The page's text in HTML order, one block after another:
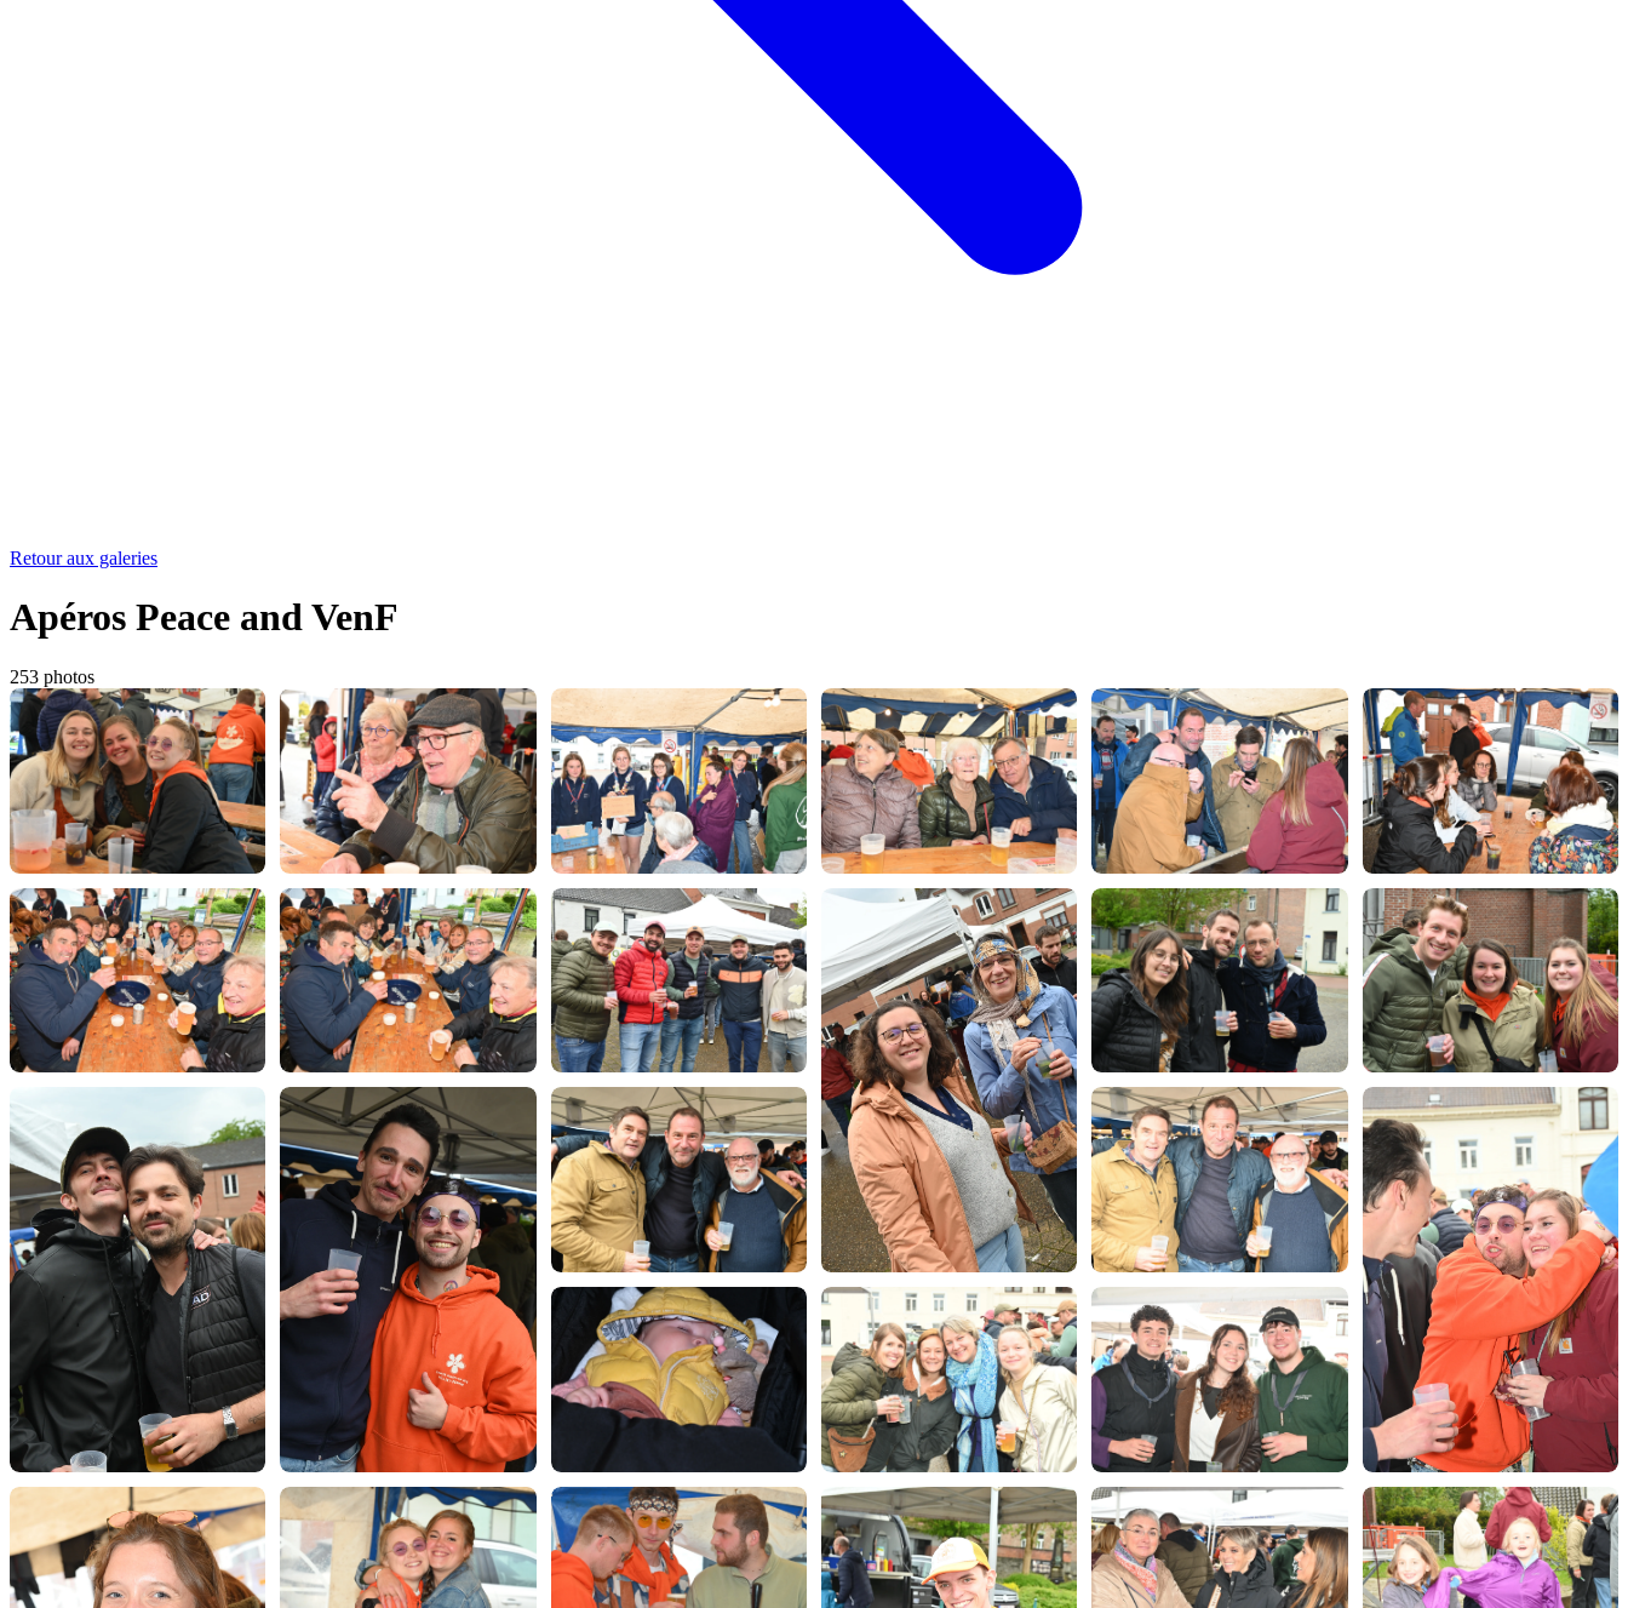
Retour aux galeries
Apéros Peace and VenF
253 photos